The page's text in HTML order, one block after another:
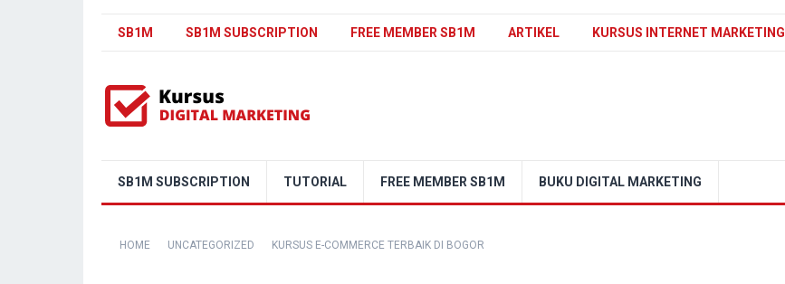
SB1M SB1M SUBSCRIPTION FREE MEMBER SB1M ARTIKEL KURSUS INTERNET MARKETING
SB1M SUBSCRIPTION TUTORIAL FREE MEMBER SB1M BUKU DIGITAL MARKETING
HOME UNCATEGORIZED KURSUS E-COMMERCE TERBAIK DI BOGOR